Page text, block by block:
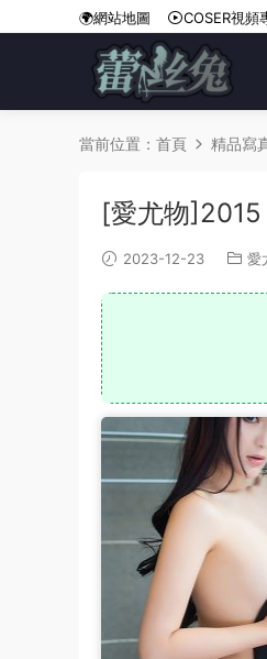
🌍網站地圖 COSER視頻
當前位置： 首頁 精品寫
[愛尤物
2023-12-23 愛